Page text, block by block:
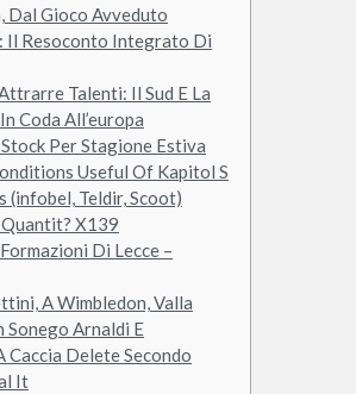
Dal Gioco Avveduto
Il Resoconto Integrato Di
Talenti: Il Sud E La
Coda All’europa
Per Stagione Estiva
Useful Of Kapitol S
(infobel, Teldir, Scoot)
X139
Di Lecce –
A Wimbledon, Valla
Sonego Arnaldi E
Caccia Delete Secondo
It